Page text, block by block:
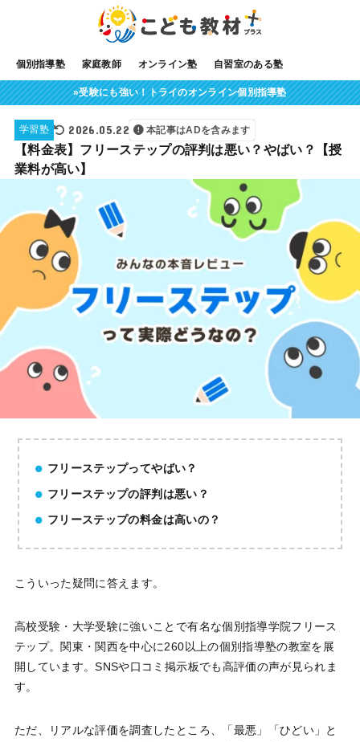
個別指導塾 家庭教師 オンライン塾 自習室のある塾
»受験にも強い！トライのオンライン個別指導塾
学習塾 2026.05.22 本記事はADを含みます
【料金表】フリーステップの評判は悪い？やばい？【授
業料が高い】
フリーステップってやばい？
フリーステップの評判は悪い？
フリーステップの料金は高いの？
こういった疑問に答えます。
高校受験・大学受験に強いことで有名な個別指導学院フリース
テップ。関東・関西を中心に260以上の個別指導塾の教室を展
開しています。SNSや口コミ掲示板でも高評価の声が見られま
す。
ただ、リアルな評価を調査したところ、「最悪」「ひどい」と